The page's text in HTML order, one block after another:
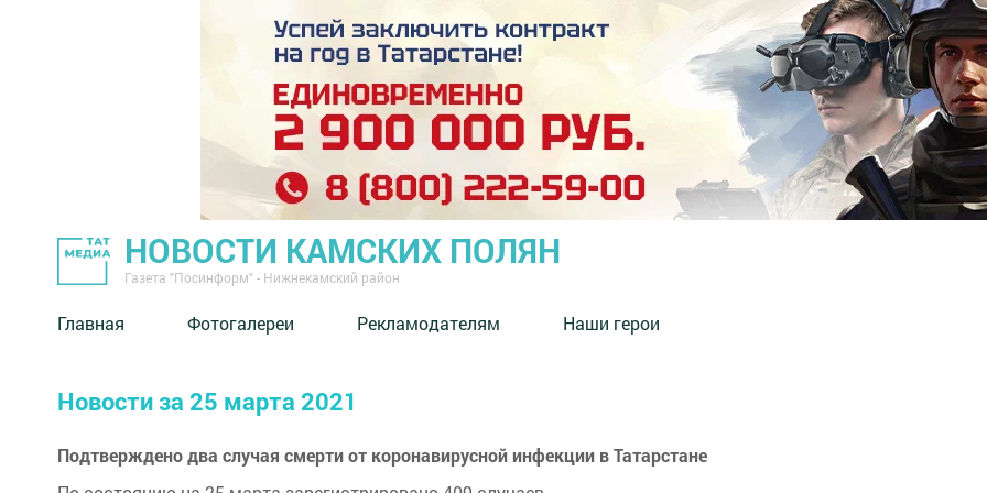
НОВОСТИ КАМСКИХ ПОЛЯН
Газета "Посинформ" - Нижнекамский район
Главная Фотогалереи Рекламодателям Наши герои
Новости за 25 марта 2021
Подтверждено два случая смерти от коронавирусной инфекции в Татарстане